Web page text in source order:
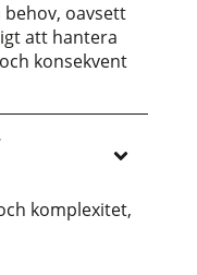
oavsett
att hantera
konsekvent
komplexitet,